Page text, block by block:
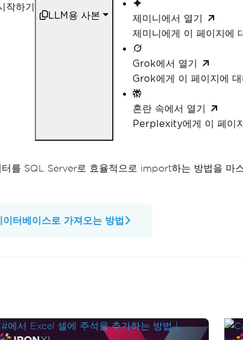
작하기
LLM용 사본
제미니에서 열기
제미니에게 이 페이지에
Grok에서 열기
Grok에게 이 페이지에
혼란 속에서 열기
Perplexity에게 이 페이
를 SQL Server로 효율적으로 import하는 방법을 마
터베이스로 가져오는 방법